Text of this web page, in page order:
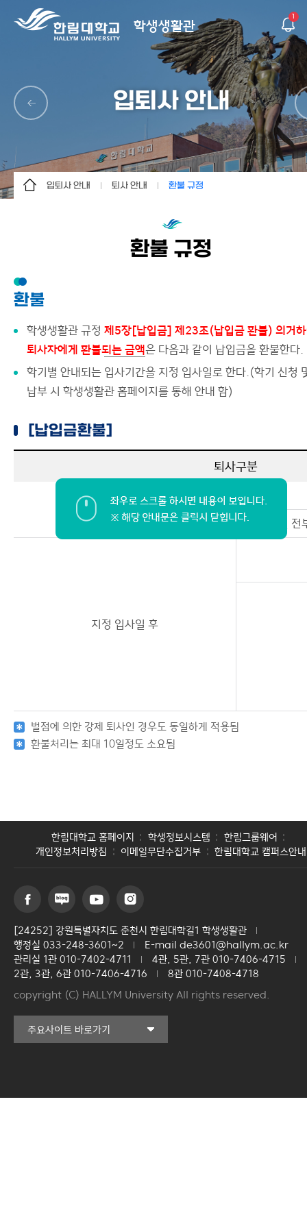
학생생활관
1
입퇴사 안내
입퇴사 안내
게시판
사생위원회
사이트맵
퇴사 안내 환불 규정
환불 규정
환불
학생생활관 규정 제5장[납입금] 제23조(납입금 환불) 의거
퇴사자에게 환불되는 금액은 다음과 같이 납입금을 환불한다.
학기별 안내되는 입사기간을 지정 입사일로 한다.(학기 신청
납부 시 학생생활관 홈페이지를 통해 안내 함)
[납입금환불]
퇴사구분
지정 입사일 이전
7일
지정 입사일 후
벌점에 의한 강제 퇴사인 경우도 동일하게 적용됨
환불처리는 최대 10일정도 소요됨
한림대학교 홈페이지 학생정보시스템
한림그룹웨어
개인정보처리방침
이메일무단수집거부 한림대학교 캠퍼스안내
[24252] 강원특별자치도 춘천시 한림대학길1 학생생활관
행정실 033-248-3601~2
E-mail de3601@hallym.ac.kr
관리실 1관 010-7402-4711
4관, 5관, 7관 010-7406-4715
2관, 3관, 6관 010-7406-4716
8관 010-7408-4718
copyright (C) HALLYM University All rights reserved.
주요사이트 바로가기
커뮤니티교육원
국제학생증신청